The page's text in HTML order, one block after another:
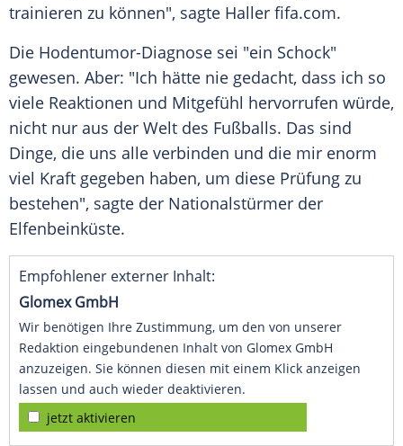
trainieren zu können", sagte Haller fifa.com.
Die Hodentumor-Diagnose sei "ein Schock"
gewesen. Aber: "Ich hätte nie gedacht, dass ich so
viele Reaktionen und Mitgefühl hervorrufen würde,
nicht nur aus der Welt des Fußballs. Das sind
Dinge, die uns alle verbinden und die mir enorm
viel Kraft gegeben haben, um diese Prüfung zu
bestehen", sagte der Nationalstürmer der
Elfenbeinküste.
Empfohlener externer Inhalt:
Glomex GmbH
Wir benötigen Ihre Zustimmung, um den von unserer
Redaktion eingebundenen Inhalt von Glomex GmbH
anzuzeigen. Sie können diesen mit einem Klick anzeigen
lassen und auch wieder deaktivieren.
jetzt aktivieren